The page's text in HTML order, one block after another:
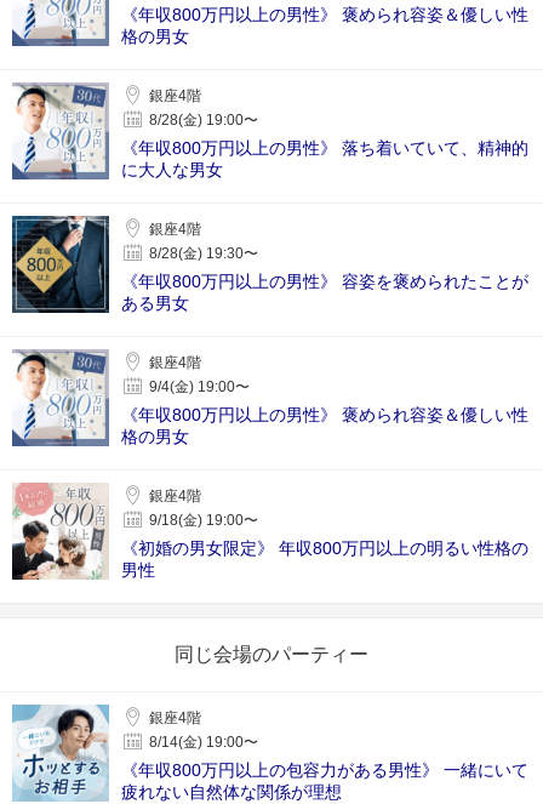
《年収800万円以上の男性》 褒められ容姿＆優しい性
格の男女
銀座4階
8/28(金) 19:00〜
《年収800万円以上の男性》 落ち着いていて、精神的
に大人な男女
銀座4階
8/28(金) 19:30〜
《年収800万円以上の男性》 容姿を褒められたことが
ある男女
銀座4階
9/4(金) 19:00〜
《年収800万円以上の男性》 褒められ容姿＆優しい性
格の男女
銀座4階
9/18(金) 19:00〜
《初婚の男女限定》 年収800万円以上の明るい性格の
男性
同じ会場のパーティー
銀座4階
8/14(金) 19:00〜
《年収800万円以上の包容力がある男性》 一緒にいて
疲れない自然体な関係が理想